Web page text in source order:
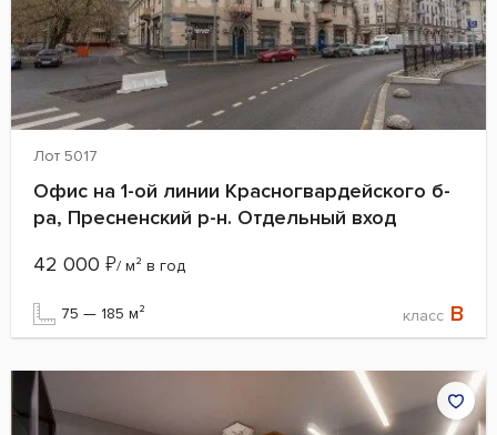
Лот 5017
Офис на 1-ой линии Красногвардейского б-
ра, Пресненский р-н. Отдельный вход
42 000 ₽/ м² в год
75 — 185 м² класс B